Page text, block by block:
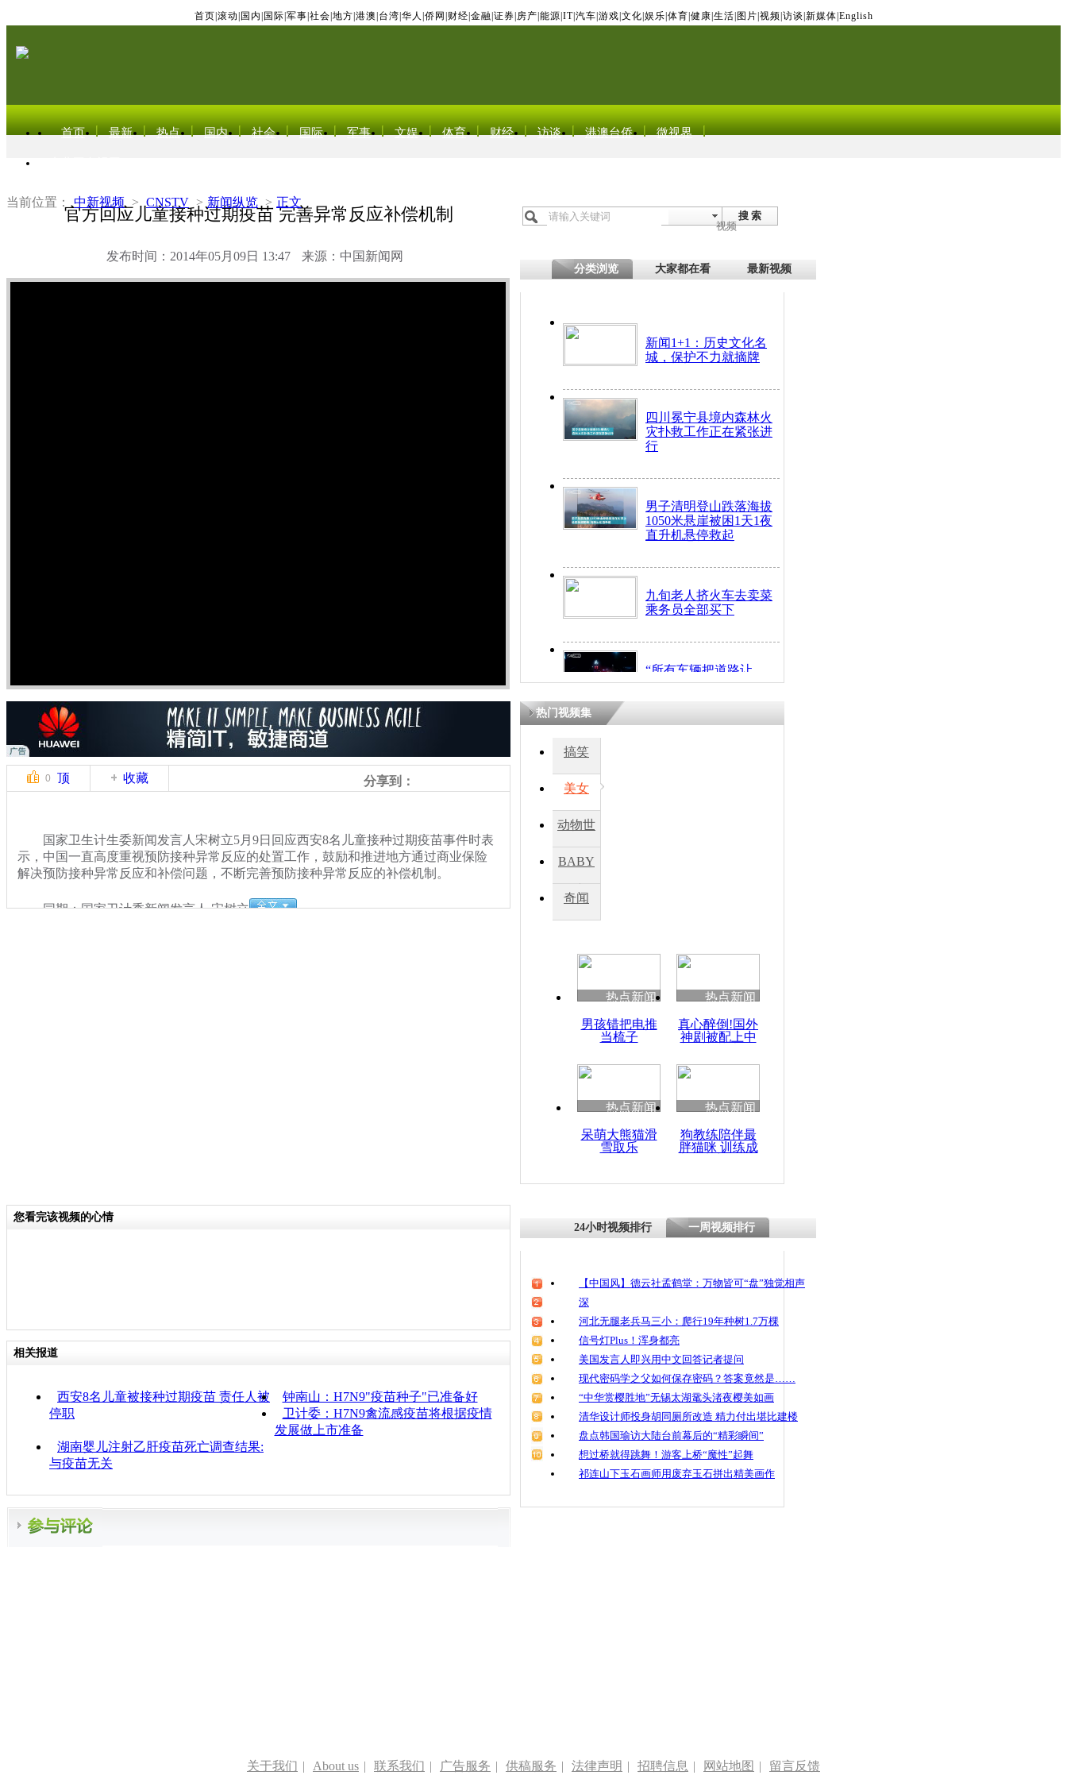
首页 滚动 国内 国际 军事 社会 地方 港澳 台湾 华人 侨网 财经 金融 证券 房产 能源 IT| 汽车 游戏 文化 娱乐 体育 健康 生活 图片 视频 访谈 新媒体 English
首页 最新 热点 国内 社会 国际 军事 文娱 体育 财经 访谈 港澳台侨 微视界
当前位置： 中新视频 > CNSTV > 新闻纵览 > 正文
官方回应儿童接种过期疫苗 完善异常反应补偿机制
发布时间：2014年05月09日 13:47 来源：中国新闻网
搜 索
视频
分类浏览 大家都在看 最新视频
新闻1+1：历史文化名
城，保护不力就摘牌
四川冕宁县境内森林火
灾扑救工作正在紧张进
行
男子清明登山跌落海拔
1050米悬崖被困1天1夜
直升机悬停救起
九旬老人挤火车去卖菜
乘务员全部买下
“所有车辆把道路让
开！”儿童突发疾病交
因
度苗族花山节
魂
0 顶 收藏 分享到：
国家卫生计生委新闻发言人宋树立5月9日回应西安8名儿童接种过期疫苗事件时表
示，中国一直高度重视预防接种异常反应的处置工作，鼓励和推进地方通过商业保险
解决预防接种异常反应和补偿问题，不断完善预防接种异常反应的补偿机制。
同期：国家卫计委新闻发言人 宋树立
热门视频集
搞笑
美女
动物世
BABY
秀
奇闻
热点新闻
男孩错把电推
当梳子
热点新闻
真心醉倒!国外
神剧被配上中
热点新闻
呆萌大熊猫滑
雪取乐
热点新闻
狗教练陪伴最
胖猫咪 训练成
您看完该视频的心情
相关报道
西安8名儿童被接种过期疫苗 责任人被
停职
钟南山：H7N9"疫苗种子"已准备好
卫计委：H7N9禽流感疫苗将根据疫情
发展做上市准备
湖南婴儿注射乙肝疫苗死亡调查结果:
与疫苗无关
24小时视频排行 一周视频排行
【中国风】德云社孟鹤堂：万物皆可“盘”独觉相声
深
河北无腿老兵马三小：爬行19年种树1.7万棵
信号灯Plus！浑身都亮
美国发言人即兴用中文回答记者提问
现代密码学之父如何保存密码？答案竟然是……
“中华赏樱胜地”无锡太湖鼋头渚夜樱美如画
清华设计师投身胡同厕所改造 精力付出堪比建楼
盘点韩国瑜访大陆台前幕后的“精彩瞬间”
想过桥就得跳舞！游客上桥“魔性”起舞
祁连山下玉石画师用废弃玉石拼出精美画作
关于我们 | About us | 联系我们 | 广告服务 | 供稿服务 | 法律声明 | 招聘信息 | 网站地图 | 留言反馈